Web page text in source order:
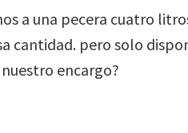
a una pecera cuatro
cantidad. pero solo
encargo?